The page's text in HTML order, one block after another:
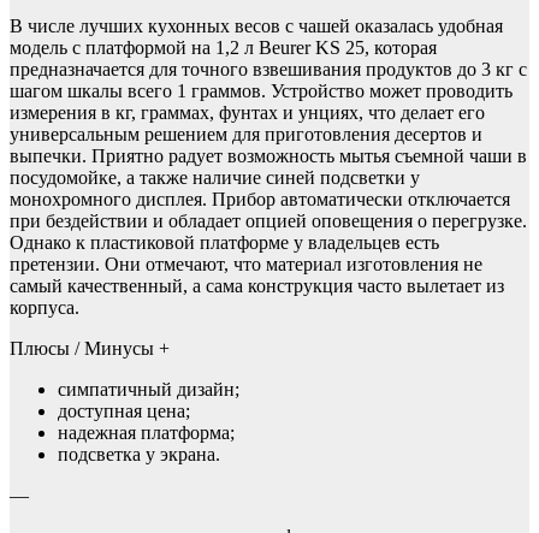
В числе лучших кухонных весов с чашей оказалась удобная
модель с платформой на 1,2 л Beurer KS 25, которая
предназначается для точного взвешивания продуктов до 3 кг с
шагом шкалы всего 1 граммов. Устройство может проводить
измерения в кг, граммах, фунтах и унциях, что делает его
универсальным решением для приготовления десертов и
выпечки. Приятно радует возможность мытья съемной чаши в
посудомойке, а также наличие синей подсветки у
монохромного дисплея. Прибор автоматически отключается
при бездействии и обладает опцией оповещения о перегрузке.
Однако к пластиковой платформе у владельцев есть
претензии. Они отмечают, что материал изготовления не
самый качественный, а сама конструкция часто вылетает из
корпуса.
Плюсы / Минусы +
симпатичный дизайн;
доступная цена;
надежная платформа;
подсветка у экрана.
—